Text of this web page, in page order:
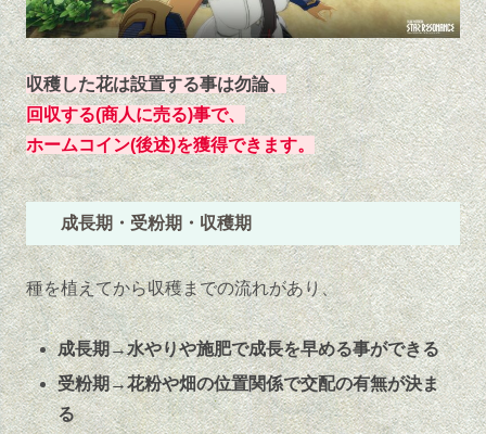
収穫した花は設置する事は勿論、
回収する(商人に売る)事で、
ホームコイン(後述)を獲得できます。
成長期・受粉期・収穫期
種を植えてから収穫までの流れがあり、
成長期→水やりや施肥で成長を早める事ができる
受粉期→花粉や畑の位置関係で交配の有無が決ま
る